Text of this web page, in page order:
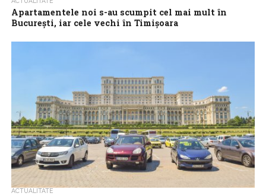
Apartamentele noi s-au scumpit cel mai mult în
București, iar cele vechi în Timișoara
ACTUALITATE